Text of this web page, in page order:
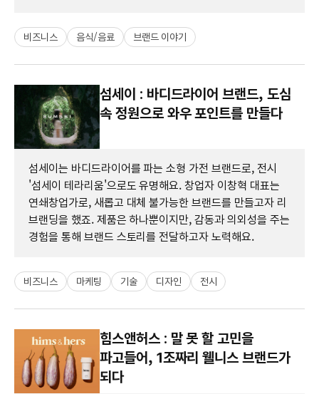
비즈니스 음식/음료 브랜드 이야기
섬세이 : 바디드라이어 브랜드, 도심
속 정원으로 와우 포인트를 만들다
섬세이는 바디드라이어를 파는 소형 가전 브랜드로, 전시
'섬세이 테라리움'으로도 유명해요. 창업자 이창혁 대표는
연쇄창업가로, 새롭고 대체 불가능한 브랜드를 만들고자 리
브랜딩을 했죠. 제품은 하나뿐이지만, 감동과 의외성을 주는
경험을 통해 브랜드 스토리를 전달하고자 노력해요.
비즈니스 마케팅 기술 디자인 전시
힘스앤허스 : 말 못 할 고민을
파고들어, 1조짜리 웰니스 브랜드가
되다